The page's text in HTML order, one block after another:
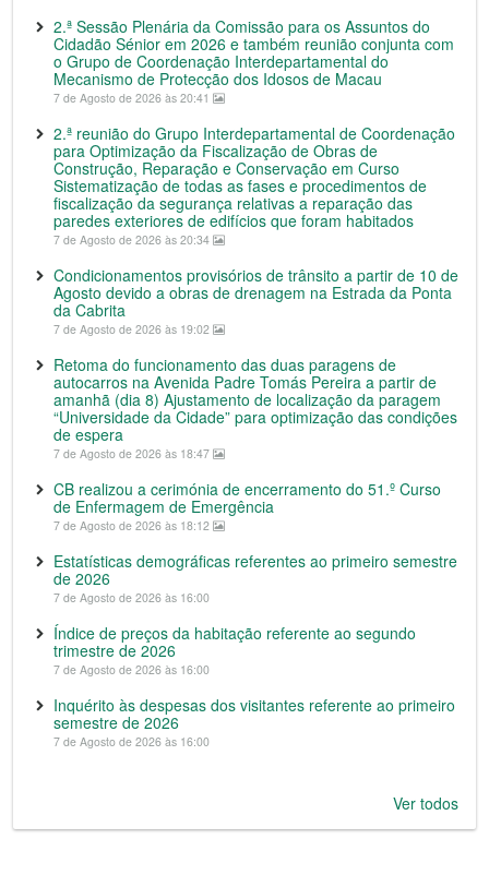
2.ª Sessão Plenária da Comissão para os Assuntos do
Cidadão Sénior em 2026 e também reunião conjunta com
o Grupo de Coordenação Interdepartamental do
Mecanismo de Protecção dos Idosos de Macau
7 de Agosto de 2026 às 20:41
2.ª reunião do Grupo Interdepartamental de Coordenação
para Optimização da Fiscalização de Obras de
Construção, Reparação e Conservação em Curso
Sistematização de todas as fases e procedimentos de
fiscalização da segurança relativas a reparação das
paredes exteriores de edifícios que foram habitados
7 de Agosto de 2026 às 20:34
Condicionamentos provisórios de trânsito a partir de 10 de
Agosto devido a obras de drenagem na Estrada da Ponta
da Cabrita
7 de Agosto de 2026 às 19:02
Retoma do funcionamento das duas paragens de
autocarros na Avenida Padre Tomás Pereira a partir de
amanhã (dia 8) Ajustamento de localização da paragem
“Universidade da Cidade” para optimização das condições
de espera
7 de Agosto de 2026 às 18:47
CB realizou a cerimónia de encerramento do 51.º Curso
de Enfermagem de Emergência
7 de Agosto de 2026 às 18:12
Estatísticas demográficas referentes ao primeiro semestre
de 2026
7 de Agosto de 2026 às 16:00
Índice de preços da habitação referente ao segundo
trimestre de 2026
7 de Agosto de 2026 às 16:00
Inquérito às despesas dos visitantes referente ao primeiro
semestre de 2026
7 de Agosto de 2026 às 16:00
Ver todos